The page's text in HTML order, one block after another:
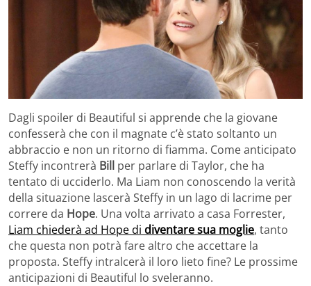
Dagli spoiler di Beautiful si apprende che la giovane
confesserà che con il magnate c’è stato soltanto un
abbraccio e non un ritorno di fiamma. Come anticipato
Steffy incontrerà Bill per parlare di Taylor, che ha
tentato di ucciderlo. Ma Liam non conoscendo la verità
della situazione lascerà Steffy in un lago di lacrime per
correre da Hope. Una volta arrivato a casa Forrester,
Liam chiederà ad Hope di diventare sua moglie, tanto
che questa non potrà fare altro che accettare la
proposta. Steffy intralcerà il loro lieto fine? Le prossime
anticipazioni di Beautiful lo sveleranno.